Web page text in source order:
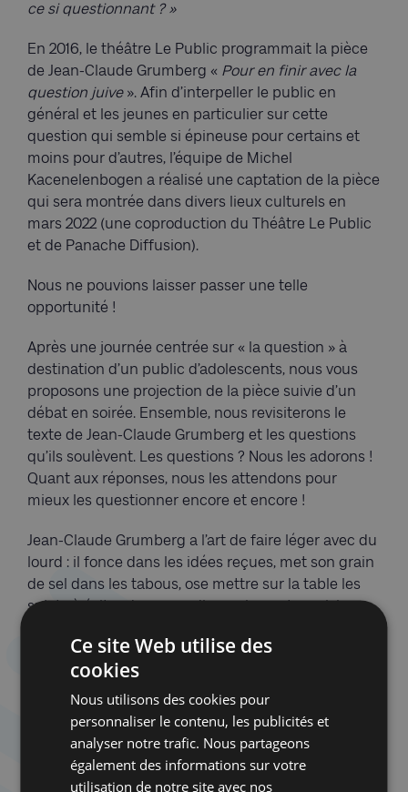
ce si questionnant ? »
En 2016, le théâtre Le Public programmait la pièce
de Jean-Claude Grumberg « Pour en finir avec la
question juive». Afin d’interpeller le public en
général et les jeunes en particulier sur cette
question qui semble si épineuse pour certains et
moins pour d’autres, l’équipe de Michel
Kacenelenbogen a réalisé une captation de la pièce
qui sera montrée dans divers lieux culturels en
mars 2022 (une coproduction du Théâtre Le Public
et de Panache Diffusion).
Nous ne pouvions laisser passer une telle
opportunité !
Après une journée centrée sur « la question » à
destination d’un public d’adolescents, nous vous
proposons une projection de la pièce suivie d’un
débat en soirée. Ensemble, nous revisiterons le
texte de Jean-Claude Grumberg et les questions
qu’ils soulèvent. Les questions ? Nous les adorons !
Quant aux réponses, nous les attendons pour
mieux les questionner encore et encore !
Jean-Claude Grumberg a l’art de faire léger avec du
lourd : il fonce dans les idées reçues, met son grain
de sel dans les tabous, ose mettre sur la table les
sujets à éviter dans une discussion entre voisins, …
désopilant et audacieux. Résultat ? Juif ou pas, on
rit de nos étiquetages, faciles et superficiels, de
notre ignorance, de nos réactions, on rit d’un peu
de nous et d’un peu de tout, on rit jaune, peut-être,
mais on rit … puis on remet le débat sur le tapis!
À mettre entre toutes les mains, urgemment !
Ce site Web utilise des
cookies
Nous utilisons des cookies pour
personnaliser le contenu, les publicités et
analyser notre trafic. Nous partageons
également des informations sur votre
utilisation de notre site avec nos